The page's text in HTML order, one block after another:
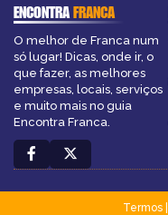
ENCONTRAFRANCA
O melhor de Franca num
só lugar! Dicas, onde ir, o
que fazer, as melhores
empresas, locais, serviços
e muito mais no guia
Encontra Franca.
Termos|